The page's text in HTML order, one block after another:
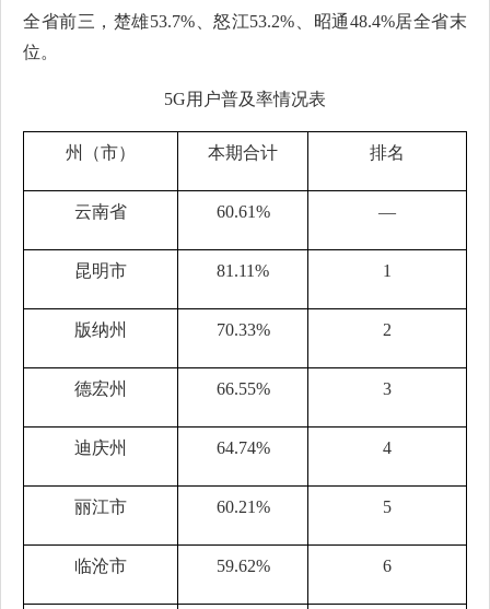
全省前三，楚雄53.7% 、怒江53.2% 、昭通48.4%居全省末
位。
5G用户普及率情况表
州（市） 本期合计 排名
云南省 60.61% —
昆明市 81.11% 1
版纳州 70.33% 2
德宏州 66.55% 3
迪庆州 64.74% 4
丽江市 60.21% 5
临沧市 59.62% 6